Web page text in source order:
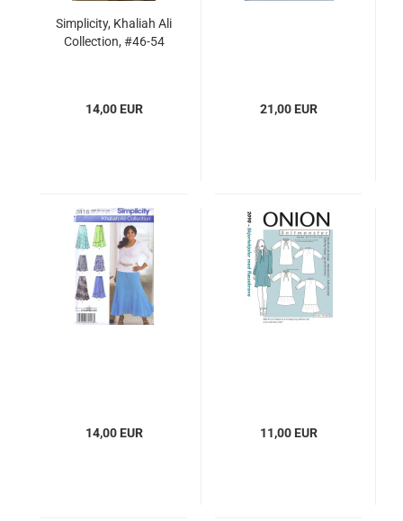
Simplicity, Khaliah Ali
Collection, #46-54
14,00 EUR 21,00 EUR
14,00 EUR 11,00 EUR